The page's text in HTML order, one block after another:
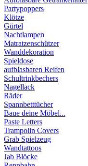
Partypoppers
Klötze
Gürtel
Nachtlampen
Matratzenschützer
Wanddekoration
Spieldose
aufblasbaren Reifen
Schultrinkbechers
Nagellack
Räder
Spannbetttücher
Baue deine Möbel...
Paste Letters
Trampolin Covers
Grab Spielzeug
Wandtattoos
Jab Blöcke